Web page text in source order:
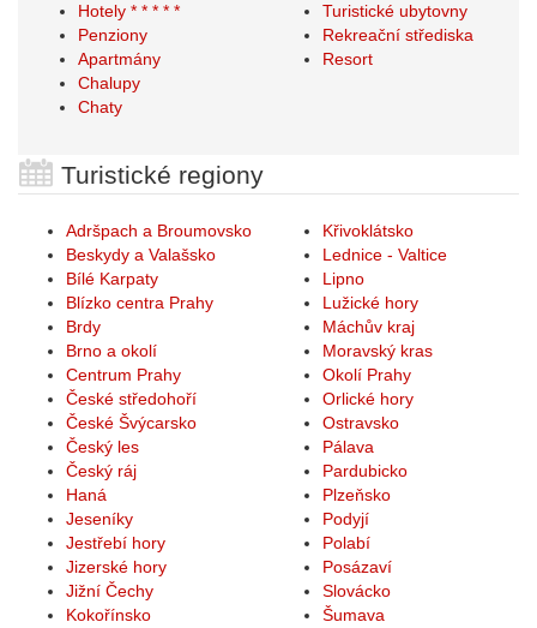
Hotely * * * * *
Penziony
Apartmány
Chalupy
Chaty
Turistické ubytovny
Rekreační střediska
Resort
Turistické regiony
Adršpach a Broumovsko
Beskydy a Valašsko
Bílé Karpaty
Blízko centra Prahy
Brdy
Brno a okolí
Centrum Prahy
České středohoří
České Švýcarsko
Český les
Český ráj
Haná
Jeseníky
Jestřebí hory
Jizerské hory
Jižní Čechy
Kokořínsko
Křivoklátsko
Lednice - Valtice
Lipno
Lužické hory
Máchův kraj
Moravský kras
Okolí Prahy
Orlické hory
Ostravsko
Pálava
Pardubicko
Plzeňsko
Podyjí
Polabí
Posázaví
Slovácko
Šumava